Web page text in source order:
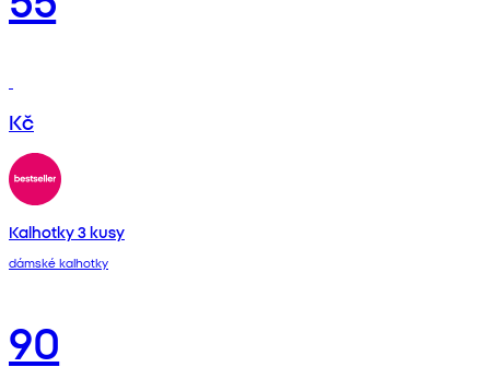
Kč
Kalhotky 3 kusy
dámské kalhotky
90